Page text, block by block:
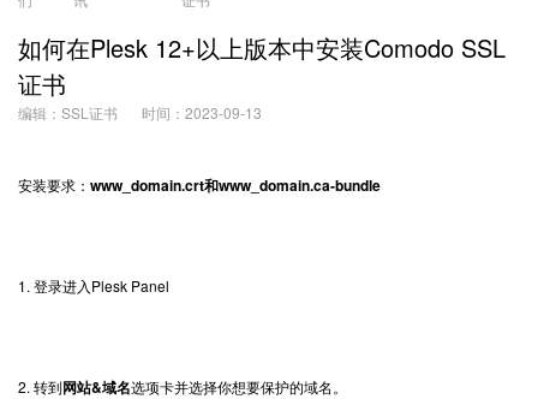
如何在Plesk 12+以上版本中安装Comodo SSL
证书
编辑：SSL证书 时间：2023-09-13
安装要求： www_domain.crt和www_domain.ca-bundle
1. 登录进入Plesk Panel
2. 转到网站&域名选项卡并选择你想要保护的域名。